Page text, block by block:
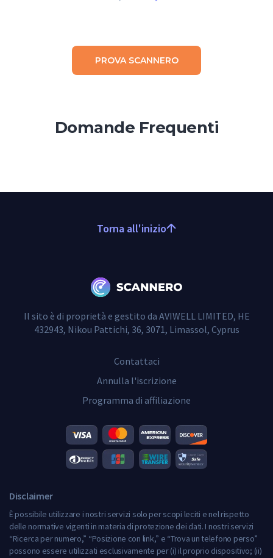
PROVA SCANNERO
Domande Frequenti
Torna all'inizio
Il sito è di proprietà e gestito da AVIWELL LIMITED, HE
432943, Nikou Pattichi, 36, 3071, Limassol, Cyprus
Contattaci
Annulla l'iscrizione
Programma di affiliazione
Disclaimer
È possibile utilizzare i nostri servizi solo per scopi leciti e nel rispetto
delle normative vigenti in materia di protezione dei dati. I nostri servizi
“Ricerca per numero,” “Posizione con link,” e “Trova un telefono perso”
possono essere utilizzati esclusivamente per (i) il proprio dispositivo; (ii)